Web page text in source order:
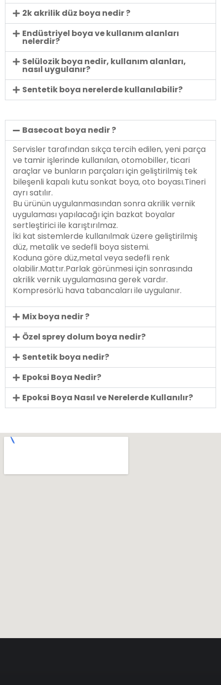
2k akrilik düz boya nedir ?
Endüstriyel boya ve kullanım alanları
nelerdir?
Selülozik boya nedir, kullanım alanları,
nasıl uygulanır?
Sentetik boya nerelerde kullanılabilir?
Basecoat boya nedir ?
Servisler tarafından sıkça tercih edilen, yeni parça
ve tamir işlerinde kullanılan, otomobiller, ticari
araçlar ve bunların parçaları için geliştirilmiş tek
bileşenli kapalı kutu sonkat boya, oto boyası.Tineri
ayrı satılır.
Bu ürünün uygulanmasından sonra akrilik vernik
uygulaması yapılacağı için bazkat boyalar
sertleştirici ile karıştırılmaz.
İki kat sistemlerde kullanılmak üzere geliştirilmiş
düz, metalik ve sedefli boya sistemi.
Koduna göre düz,metal veya sedefli renk
olabilir.Mattır.Parlak görünmesi için sonrasında
akrilik vernik uygulamasına gerek vardır.
Kompresörlü hava tabancaları ile uygulanır.
Mix boya nedir ?
Özel sprey dolum boya nedir?
Sentetik boya nedir?
Epoksi Boya Nedir?
Epoksi Boya Nasıl ve Nerelerde Kullanılır?